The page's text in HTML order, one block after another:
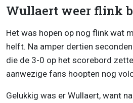
Wullaert weer flink
Het was hopen op nog flink wat
helft. Na amper dertien
die de 3-0 op het scorebord
aanwezige fans hoopten nog
Gelukkig was er Wullaert, want